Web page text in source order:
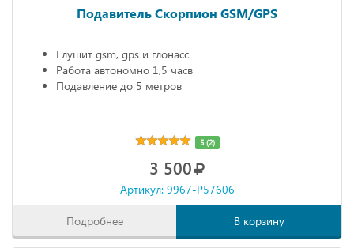
Подавитель Скорпион GSM/GPS
Глушит gsm, gps и глонасс
Работа автономно 1,5 часв
Подавление до 5 метров
5 (2)
3 500
Артикул: 9967-P57606
Подробнее В корзину